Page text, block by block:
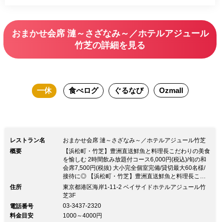
おまかせ会席 漣～さざなみ～／ホテルアジュール
竹芝の詳細を見る
一休 食べログ ぐるなび Ozmall
レストラン名
おまかせ会席 漣～さざなみ～／ホテルアジュール竹芝
概要
【浜松町・竹芝】豊洲直送鮮魚と料理長こだわりの美食
を愉しむ 2時間飲み放題付コース6,000円(税込)/旬の和
会席7,500円(税抜) 大小完全個室完備/貸切最大60名様/
接待に◎ 【浜松町・竹芝】豊洲直送鮮魚と料理長こだ
わりの美食を愉しむ 2時間飲み放題付コース6,000円(税
込)/旬の和会席7,500円(税抜) 大小完全個室完備/貸切最
いと和の心でおもてなし～ 接待やご会食、ご結納など
にもご利用いただける上質の和空間 【和食料理】 豊洲
住所
東京都港区海岸1-11-2 ベイサイドホテルアジュール竹
芝3F
電話番号
03-3437-2320
料金目安
1000～4000円